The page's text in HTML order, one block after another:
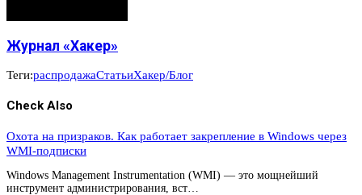
Журнал «Хакер»
Теги:распродажаСтатьиХакер/Блог
Check Also
Охота на призраков. Как работает закрепление в Windows через
WMI-подписки
Windows Management Instrumentation (WMI) — это мощнейший
инструмент администрирования, вст…